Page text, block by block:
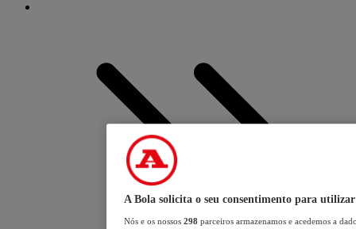
A Bola solicita o seu consentimento para utilizar
Nós e os nossos 298 parceiros armazenamos e acedemos a